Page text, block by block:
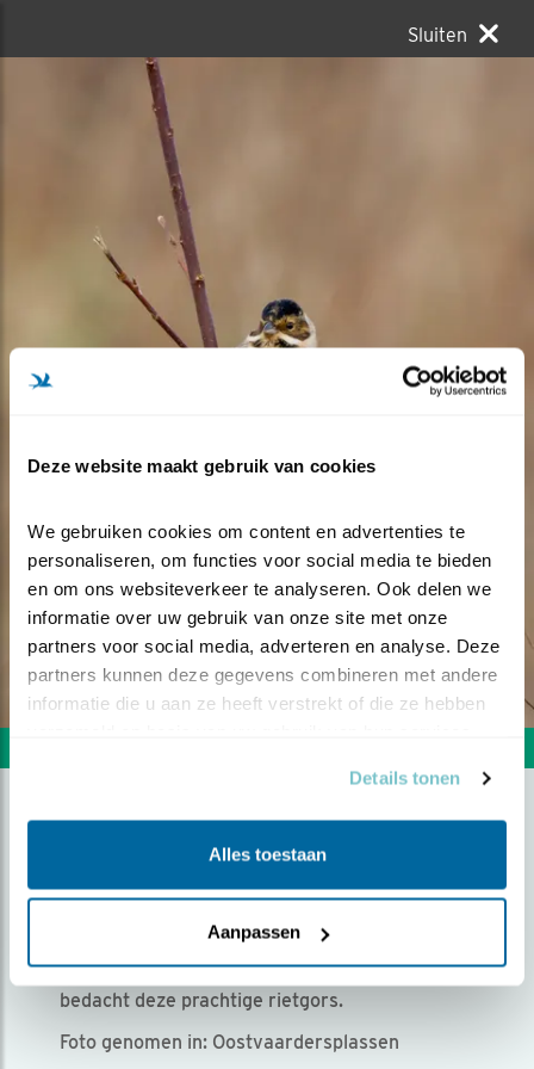
Deze website maakt gebruik van cookies
We gebruiken cookies om content en advertenties te
personaliseren, om functies voor social media te bieden
en om ons websiteverkeer te analyseren. Ook delen we
informatie over uw gebruik van onze site met onze
partners voor social media, adverteren en analyse. Deze
partners kunnen deze gegevens combineren met andere
informatie die u aan ze heeft verstrekt of die ze hebben
Details tonen
Alles toestaan
Aanpassen
Sluiten
RIETGORS OP DE UITKIJK
Door john stijnman | Geplaatst op zaterdag 20
4675 views
Even koekeloeren boven het maaiveld, dat
bedacht deze prachtige rietgors.
Foto genomen in: Oostvaardersplassen